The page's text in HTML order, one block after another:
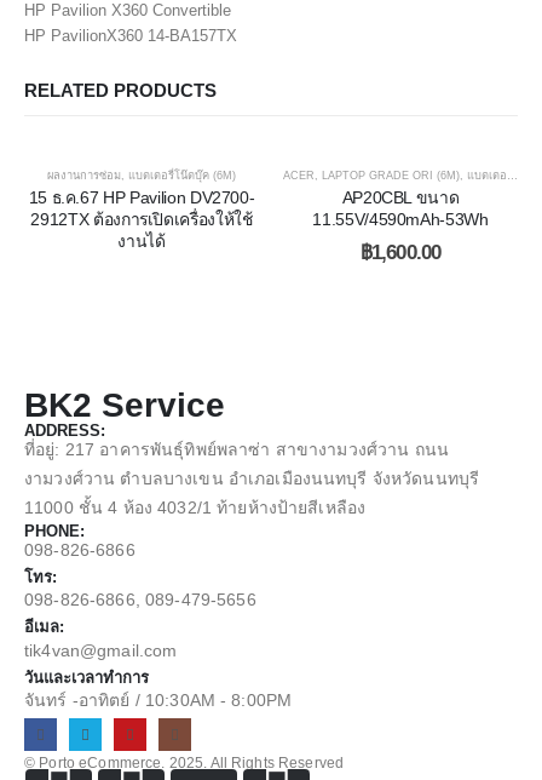
HP Pavilion X360 Convertible
HP PavilionX360 14-BA157TX
RELATED PRODUCTS
ผลงานการซ่อม แบตเตอรี่โน๊ตบุ๊ค (6M)
15 ธ.ค.67 HP Pavilion DV2700-
2912TX ต้องการเปิดเครื่องให้ใช้
งานได้
ACER LAPTOP GRADE ORI (6M) แบตเตอรี่โน๊ตบุ๊ค (6M)
AP20CBL ขนาด
11.55V/4590mAh-53Wh
฿1,600.00
BK2 Service
ADDRESS:
ที่อยู่: 217 อาคารพันธุ์ทิพย์พลาซ่า สาขางามวงศ์วาน ถนน
งามวงศ์วาน ตำบลบางเขน อำเภอเมืองนนทบุรี จังหวัดนนทบุรี
11000 ชั้น 4 ห้อง 4032/1 ท้ายห้างป้ายสีเหลือง
PHONE:
098-826-6866
โทร:
098-826-6866, 089-479-5656
อีเมล:
tik4van@gmail.com
วันและเวลาทำการ
จันทร์ -อาทิตย์ / 10:30AM - 8:00PM
© Porto eCommerce. 2025. All Rights Reserved